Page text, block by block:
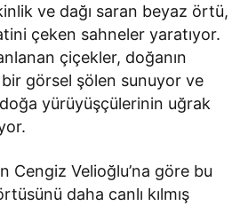
ve dağı saran beyaz örtü,
çeken sahneler yaratıyor.
çiçekler, doğanın
görsel şölen sunuyor ve
yürüyüşçülerinin uğrak
Cengiz Velioğlu’na göre bu
daha canlı kılmış